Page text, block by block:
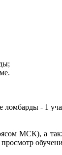
ломбарды - 1
МСК), а